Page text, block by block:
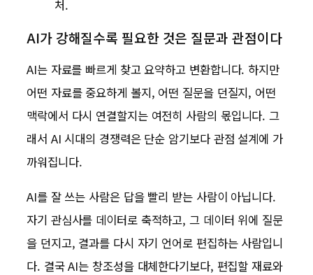
처.
AI가 강해질수록 필요한 것은 질문과 관점이다
AI는 자료를 빠르게 찾고 요약하고 변환합니다. 하지만
어떤 자료를 중요하게 볼지, 어떤 질문을 던질지, 어떤
맥락에서 다시 연결할지는 여전히 사람의 몫입니다. 그
래서 AI 시대의 경쟁력은 단순 암기보다 관점 설계에 가
까워집니다.
AI를 잘 쓰는 사람은 답을 빨리 받는 사람이 아닙니다.
자기 관심사를 데이터로 축적하고, 그 데이터 위에 질문
을 던지고, 결과를 다시 자기 언어로 편집하는 사람입니
다. 결국 AI는 창조성을 대체한다기보다, 편집할 재료와